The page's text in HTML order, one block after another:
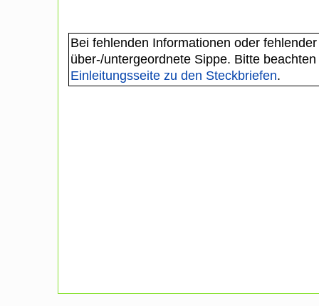
Bei fehlenden Informationen oder
über-/untergeordnete Sippe. Bitte
Einleitungsseite zu den Steckbriefen.